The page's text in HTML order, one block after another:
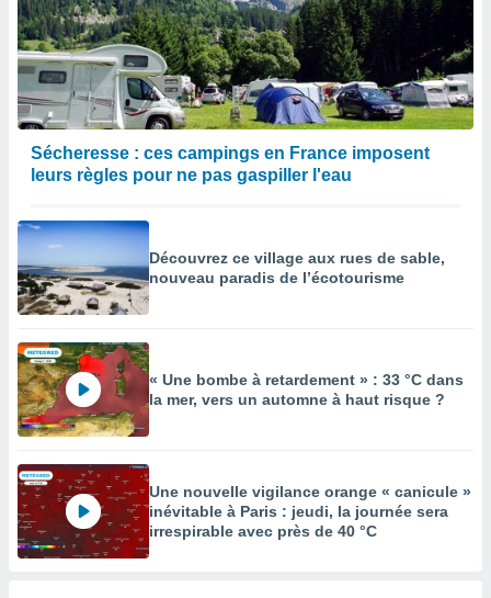
Sécheresse : ces campings en France imposent
leurs règles pour ne pas gaspiller l'eau
Découvrez ce village aux rues de sable,
nouveau paradis de l’écotourisme
« Une bombe à retardement » : 33 °C dans
la mer, vers un automne à haut risque ?
Une nouvelle vigilance orange « canicule »
inévitable à Paris : jeudi, la journée sera
irrespirable avec près de 40 °C